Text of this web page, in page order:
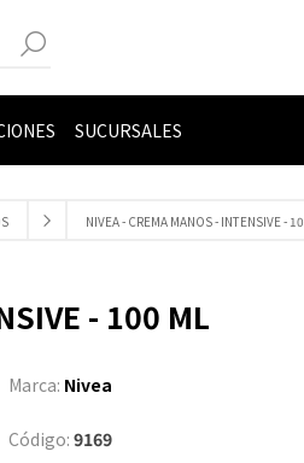
SUCURSALES
NIVEA - CREMA MANOS - INTENSIVE -
- 100 ML
Marca: Nivea
Código: 9169